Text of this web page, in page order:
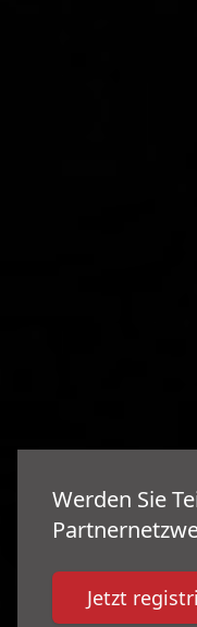
Werden Sie
Jetzt